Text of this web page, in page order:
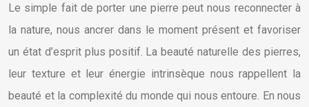
Le simple fait de porter une pierre peut nous reconnecter à
la nature, nous ancrer dans le moment présent et favoriser
un état d’esprit plus positif. La beauté naturelle des pierres,
leur texture et leur énergie intrinsèque nous rappellent la
beauté et la complexité du monde qui nous entoure. En nous